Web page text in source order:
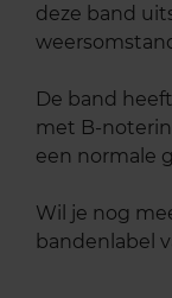
deze band
De band
met B-
een normale
Wil je nog
bandenlabel